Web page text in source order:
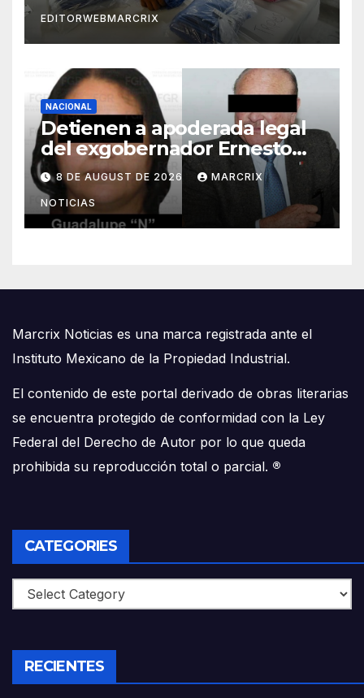
EDITORWEBMARCRIX
NACIONAL
Detienen a apoderada legal
del exgobernador Ernesto
Ruffo por presunto huachicol
8 DE AUGUST DE 2026 MARCRIX
NOTICIAS
Marcrix Noticias es una marca registrada ante el
Instituto Mexicano de la Propiedad Industrial.
El contenido de este portal derivado de obras literarias
se encuentra protegido de conformidad con la Ley
Federal del Derecho de Autor por lo que queda
prohibida su reproducción total o parcial. ®
CATEGORIES
Categories
RECIENTES